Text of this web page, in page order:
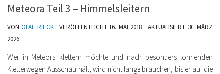
Meteora Teil 3 – Himmelsleitern
VONOLAF RIECK · VERÖFFENTLICHT 16. MAI 2018 · AKTUALISIERT 30. MÄRZ
2026
Wer in Meteora klettern möchte und nach besonders lohnenden
Kletterwegen Ausschau hält, wird nicht lange brauchen, bis er auf die